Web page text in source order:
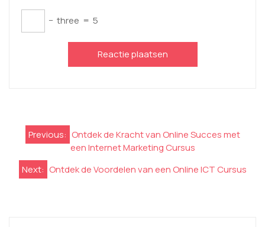
− three = 5
Berichtnavigatie
Previous: Ontdek de Kracht van Online Succes met
een Internet Marketing Cursus
Next: Ontdek de Voordelen van een Online ICT Cursus